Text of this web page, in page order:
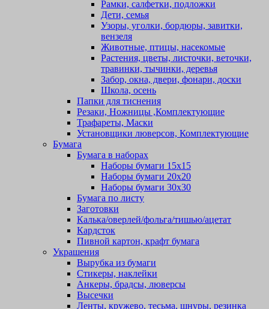
Рамки, салфетки, подложки
Дети, семья
Узоры, уголки, бордюры, завитки,
вензеля
Животные, птицы, насекомые
Растения, цветы, листочки, веточки,
травинки, тычинки, деревья
Забор, окна, двери, фонари, доски
Школа, осень
Папки для тиснения
Резаки, Ножницы ,Комплектующие
Трафареты, Маски
Установщики люверсов, Комплектующие
Бумага
Бумага в наборах
Наборы бумаги 15х15
Наборы бумаги 20х20
Наборы бумаги 30х30
Бумага по листу
Заготовки
Калька/оверлей/фольга/тишью/ацетат
Кардсток
Пивной картон, крафт бумага
Украшения
Вырубка из бумаги
Стикеры, наклейки
Анкеры, брадсы, люверсы
Высечки
Ленты, кружево, тесьма, шнуры, резинка